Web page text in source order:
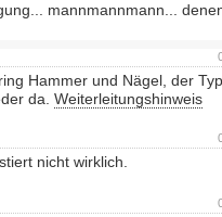
mannmannmann...
Hammer und Nägel, der
da. Weiterleitungshinweis
nicht wirklich.